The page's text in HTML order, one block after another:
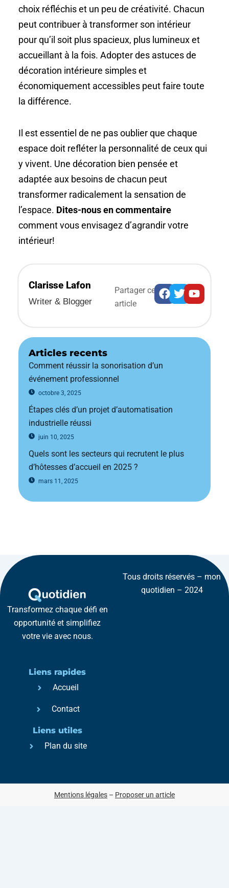
choix réfléchis et un peu de créativité. Chacun
peut contribuer à transformer son intérieur
pour qu’il soit plus spacieux, plus lumineux et
accueillant à la fois. Adopter des astuces de
décoration intérieure simples et
économiquement accessibles peut faire toute
la différence.
Il est essentiel de ne pas oublier que chaque
espace doit refléter la personnalité de ceux qui
y vivent. Une décoration bien pensée et
adaptée aux besoins de chacun peut
transformer radicalement la sensation de
l’espace. Dites-nous en commentaire
comment vous envisagez d’agrandir votre
intérieur!
Clarisse Lafon
Writer & Blogger
Partager cet
article
Facebook
Twitter
Articles recents
Comment réussir la sonorisation d’un
événement professionnel
octobre 3, 2025
Étapes clés d’un projet d’automatisation
industrielle réussi
juin 10, 2025
Quels sont les secteurs qui recrutent le plus
d’hôtesses d’accueil en 2025 ?
mars 11, 2025
Transformez chaque défi en
opportunité et simplifiez
votre vie avec nous.
Liens rapides
Accueil
Contact
Liens utiles
Plan du site
Tous droits réservés – mon
quotidien – 2024
Mentions légales – Proposer un article